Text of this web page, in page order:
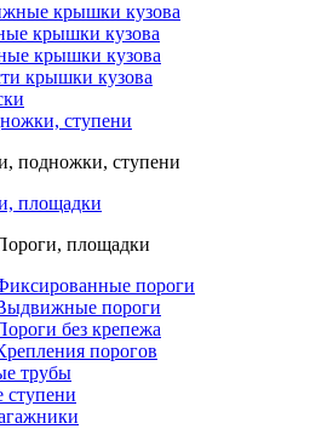
крышки кузова
крышки кузова
крышки кузова
крышки кузова
ступени
подножки, ступени
площадки
площадки
пороги
пороги
без крепежа
порогов
трубы
ступени